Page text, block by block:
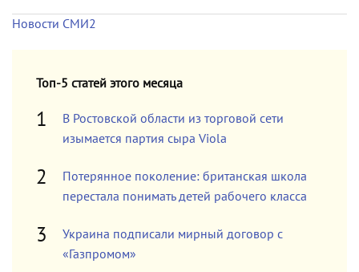
Новости СМИ2
Топ-5 статей этого месяца
В Ростовской области из торговой сети
изымается партия сыра Viola
Потерянное поколение: британская школа
перестала понимать детей рабочего класса
Украина подписали мирный договор с
«Газпромом»